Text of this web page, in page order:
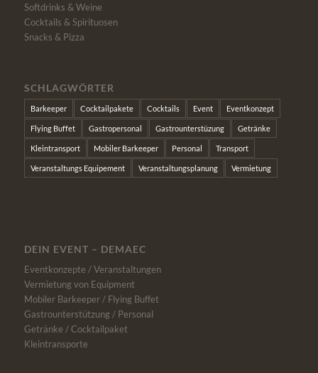
Softdrinks & Weine
Cocktails & Spirituosen
Snacks & Pizza
SCHLAGWÖRTER
Barkeeper Cocktailpakete Cocktails Event Eventkonzept
Flying Buffet Gastropersonal Gastrounterstüzung Getränke
Kleintransport Mobiler Barkeeper Personal Transport
Veranstaltungs Equipement Veranstaltungsplanung Vermietung
DEIN EVENT – DEMAEC
Eventkonzepte / Veranstaltungen
Vermietung von Equipment
Mobiler Barkeeper / Flying Buffet
Gastrounterstützung / Personal
Getränke / Cocktailpaket
Kleintransporte